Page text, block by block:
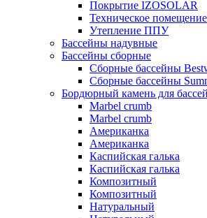
Покрытие IZOSOLAR
Техническое
Утепление ППУ
Бассейны надувные
Бассейны сборные
Сборные бассейны
Сборные бассейны
Бордюрный камень для
Marbel crumb
Marbel crumb
Американка
Американка
Каспийская галька
Каспийская галька
Композитный
Композитный
Натуральный